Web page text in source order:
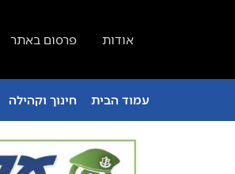
אודות פרסום באתר
עמוד הבית חינוך וקהילה